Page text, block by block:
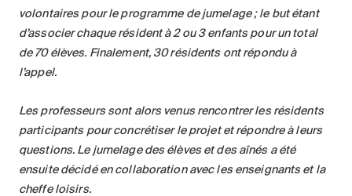
volontaires pour le programme de jumelage ; le but étant
d’associer chaque résident à 2 ou 3 enfants pour un total
de 70 élèves. Finalement, 30 résidents ont répondu à
l’appel.
Les professeurs sont alors venus rencontrer les résidents
participants pour concrétiser le projet et répondre à leurs
questions. Le jumelage des élèves et des aînés a été
ensuite décidé en collaboration avec les enseignants et la
cheffe loisirs.